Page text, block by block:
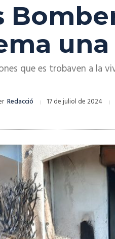
que es trobaven a la
Redacció 17 de juliol de 2024